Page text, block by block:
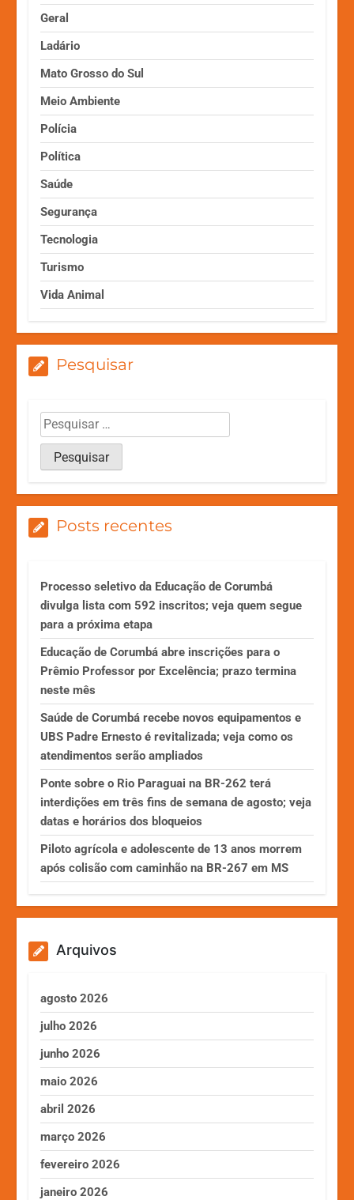
Geral
Ladário
Mato Grosso do Sul
Meio Ambiente
Polícia
Política
Saúde
Segurança
Tecnologia
Turismo
Vida Animal
Pesquisar
Posts recentes
Processo seletivo da Educação de Corumbá
divulga lista com 592 inscritos; veja quem segue
para a próxima etapa
Educação de Corumbá abre inscrições para o
Prêmio Professor por Excelência; prazo termina
neste mês
Saúde de Corumbá recebe novos equipamentos e
UBS Padre Ernesto é revitalizada; veja como os
atendimentos serão ampliados
Ponte sobre o Rio Paraguai na BR-262 terá
interdições em três fins de semana de agosto; veja
datas e horários dos bloqueios
Piloto agrícola e adolescente de 13 anos morrem
após colisão com caminhão na BR-267 em MS
Arquivos
agosto 2026
julho 2026
junho 2026
maio 2026
abril 2026
março 2026
fevereiro 2026
janeiro 2026